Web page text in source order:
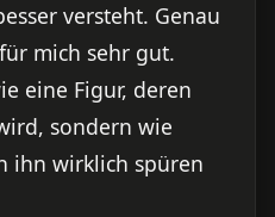
versteht. Genau
mich sehr gut.
eine Figur, deren
sondern wie
ihn wirklich spüren